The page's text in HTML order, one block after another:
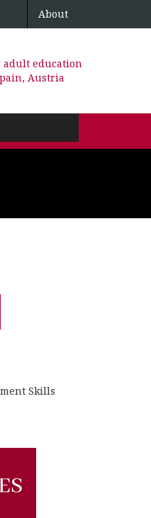
About
adult education
Austria
Skills